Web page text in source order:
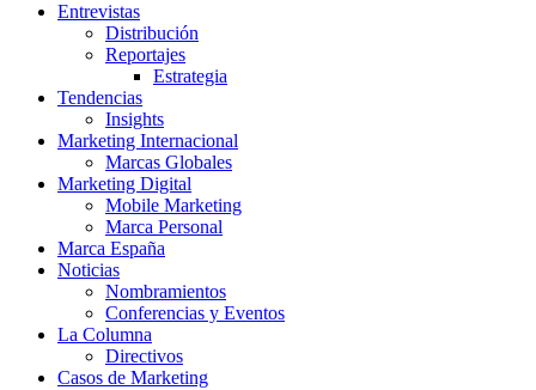
Entrevistas
Distribución
Reportajes
Estrategia
Tendencias
Insights
Marketing Internacional
Marcas Globales
Marketing Digital
Mobile Marketing
Marca Personal
Marca España
Noticias
Nombramientos
Conferencias y Eventos
La Columna
Directivos
Casos de Marketing